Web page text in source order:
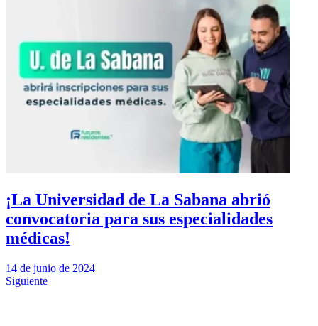
¡La Universidad de La Sabana abrió
convocatoria para sus especialidades
médicas!
14 de junio de 2024
Siguiente